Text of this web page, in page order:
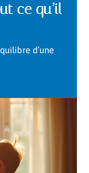
ce qu’il
d’une